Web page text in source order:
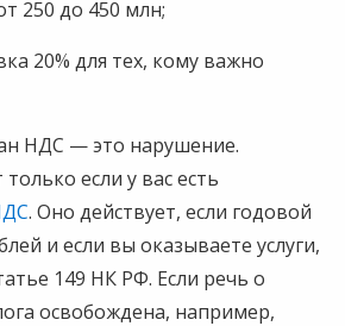
250 до 450 млн;
20% для тех, кому важно
НДС — это нарушение.
если у вас есть
. Оно действует, если годовой
и если вы оказываете услуги,
149 НК РФ. Если речь о
освобождена, например,